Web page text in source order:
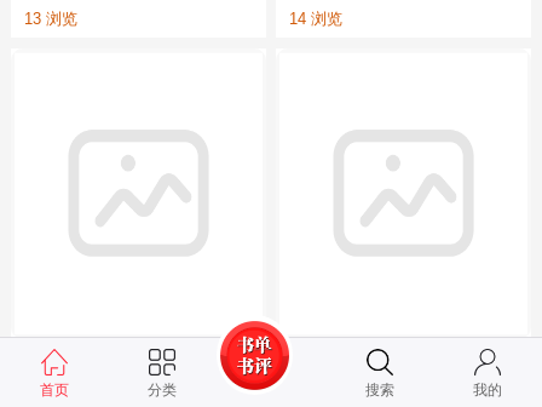
13 浏览 14 浏览
拔剑欲高歌：谭嗣同传 张国焘
首页 分类 搜索 我的